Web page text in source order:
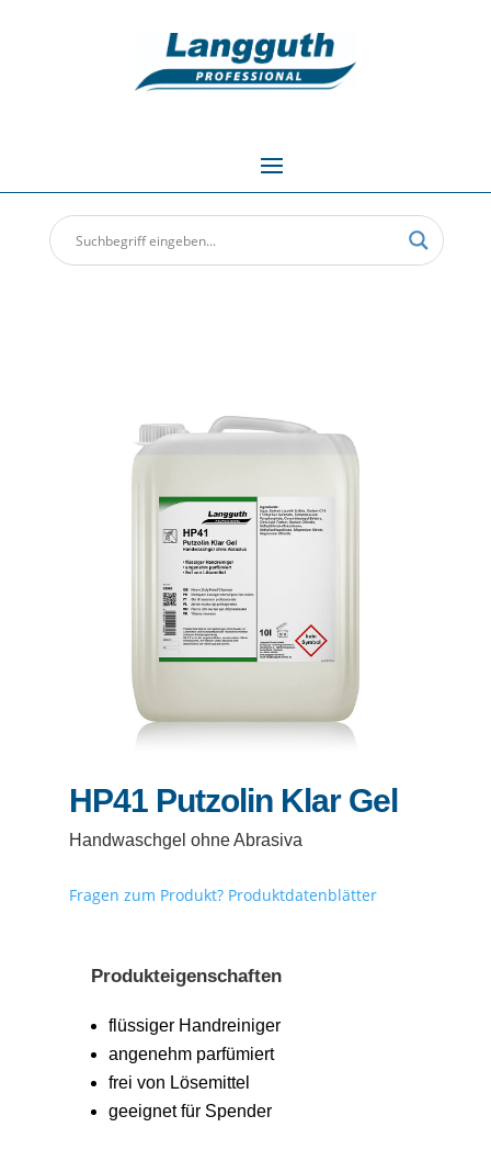
HP41 Putzolin Klar Gel
Handwaschgel ohne Abrasiva
Fragen zum Produkt? Produktdatenblätter
Produkteigenschaften
flüssiger Handreiniger
angenehm parfümiert
frei von Lösemittel
geeignet für Spender